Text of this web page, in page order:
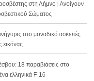
στη Λήμνο | Ανοίγουν
Σώματος
στο μοναδικό ασκεπές
18 παραβιάσεις στο
ελληνικά F-16